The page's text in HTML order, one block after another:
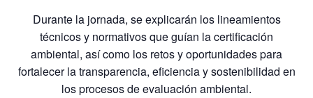
Durante la jornada, se explicarán los lineamientos
técnicos y normativos que guían la certificación
ambiental, así como los retos y oportunidades para
fortalecer la transparencia, eficiencia y sostenibilidad en
los procesos de evaluación ambiental.